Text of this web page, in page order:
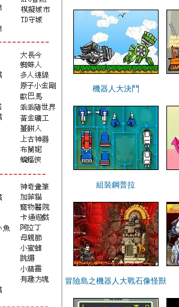
機器人大決鬥
組裝鋼普拉
冒險島之機器人大戰石像怪獸